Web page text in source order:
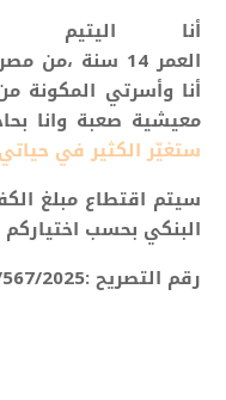
أنا اليتيم
العمر 14
سنة ،من
معيشية صعبة وانا
ستغيّر الكثير في
سيتم اقتطاع مبلغ
البنكي بحسب اختياركم
رقم التصريح :3/567/2025